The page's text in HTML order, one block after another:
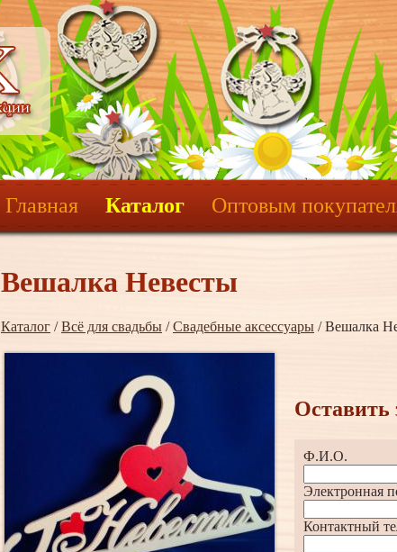
Главная Каталог Оптовым
Вешалка Невесты
Каталог /Всё для свадьбы /Свадебные аксессуары / Вешалка
Оставить
Ф.И.О.
Электронная
Контактный